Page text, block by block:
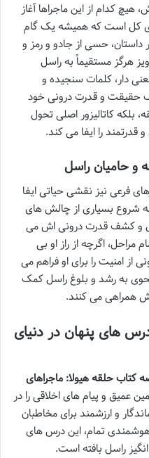
هیچ کدام از این ماجراها آغاز
کل است که همیشه یک گام
حسی از جادو و رمز و
هرگز مستقیماً به راسل
دار، کلمات سنجیده و
حقیقت و قدرت درونی خود
بلکه کاتالیزور اصلی تحول
را ایفا می کند.
و حامیان راسل
فرعی نیز نقشی حیاتی ایفا
شروع بسیاری از چالش های
و کشف قدرت درونی اش می
مراحل، اگرچه از راز او بی
از امنیت را برای او فراهم می
به رشد و بلوغ راسل کمک
همراهی می کنند.
های پنهان در دنیای
کتاب حلقه هیولا: ماجراهای
عمیق و پیام های اخلاقی را در
و ارزشمند برای مخاطبان
تمام، این درس های
راسل بافته است.